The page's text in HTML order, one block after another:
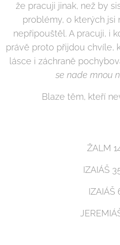
že pracuji jinak, než by
problémy, o kterých jsi
nepřipouštěl. A pracuji, i
právě proto přijdou chvíle,
lásce i záchraně
se nade mnou
Blaze těm, kteří
ŽALM
IZAIÁŠ
IZAIÁŠ